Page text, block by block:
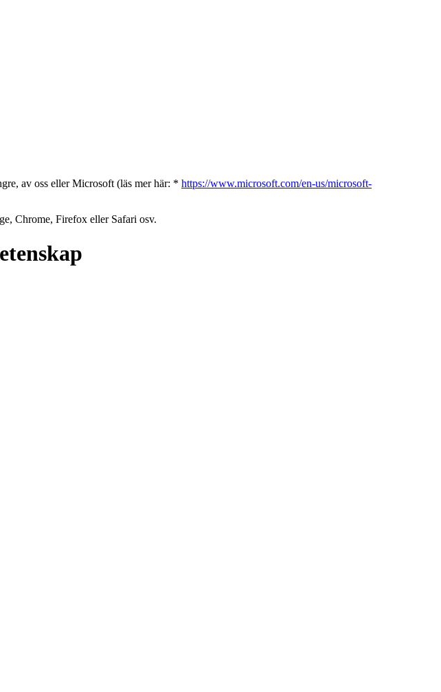
av oss eller Microsoft (läs mer här: * https://www.microsoft.com/en-us/microsoft-
Chrome, Firefox eller Safari osv.